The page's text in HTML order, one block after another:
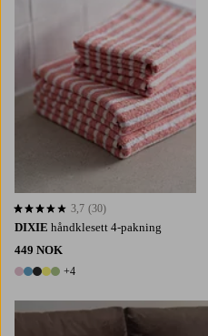
DIXIE håndklesett 4-pakning
449 NOK
9 farger
+4
3,7 basert på 30 karaktergivninger
3,7 (30)